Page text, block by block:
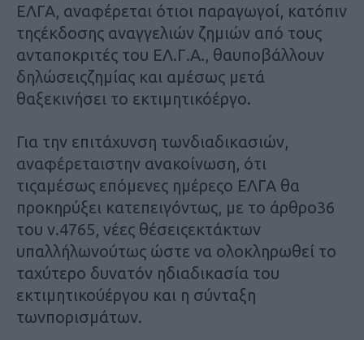
ΕΛΓΑ, αναφέρεται ότιοι παραγωγοί, κατόπιν
τηςέκδοσης αναγγελιών ζημιών από τους
ανταποκριτές του ΕΛ.Γ.Α., θαυποβάλλουν
δηλώσειςζημίας και αμέσως μετά
θαξεκινήσει το εκτιμητικόέργο.
Για την επιτάχυνση τωνδιαδικασιών,
αναφέρεταιστην ανακοίνωση, ότι
τιςαμέσως επόμενες ημέρεςο ΕΛΓΑ θα
προκηρύξει κατεπειγόντως, με το άρθρο36
του ν.4765, νέες θέσειςεκτάκτων
υπαλλήλωνούτως ώστε να ολοκληρωθεί το
ταχύτερο δυνατόν ηδιαδικασία του
εκτιμητικούέργου και η σύνταξη
τωνπορισμάτων.